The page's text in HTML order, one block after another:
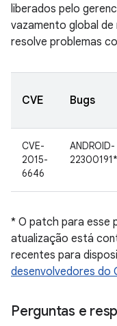
liberados pelo
vazamento global de
resolve problemas
CVE Bugs
CVE-
2015-
6646
ANDROID-
22300191*
* O patch para esse
atualização está
recentes para
desenvolvedores do
Perguntas e